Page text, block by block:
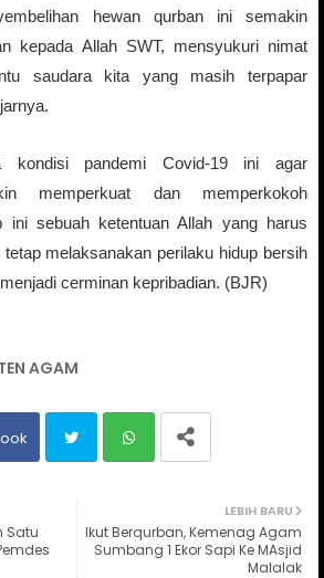
hewan qurban ini semakin
kepada Allah SWT, mensyukuri nimat
saudara kita yang masih terpapar
kondisi pandemi Covid-19 ini agar
memperkuat dan memperkokoh
ini sebuah ketentuan Allah yang harus
melaksanakan perilaku hidup bersih
cerminan kepribadian. (BJR)
AGAM
ats
LEBIH BARU
Ikut Berqurban, Kemenag Agam
Sumbang 1 Ekor Sapi Ke MAsjid
Malalak
Satu